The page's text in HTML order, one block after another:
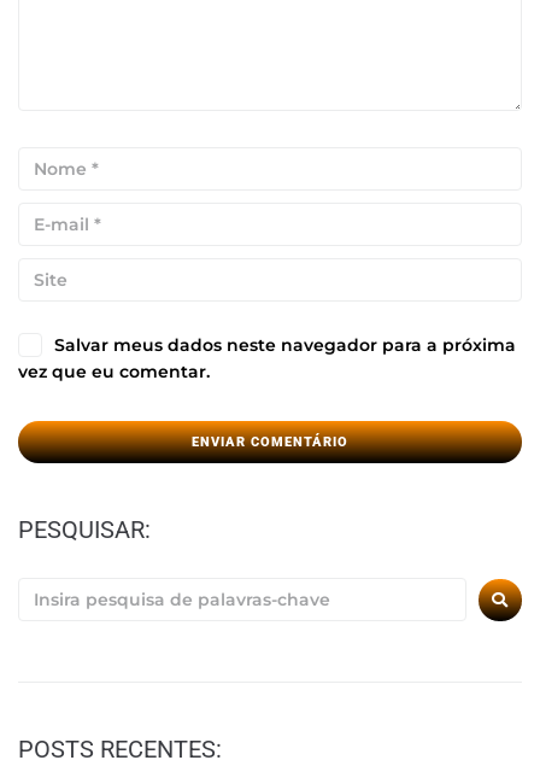
Salvar meus dados neste navegador para a próxima
vez que eu comentar.
PESQUISAR:
POSTS RECENTES: